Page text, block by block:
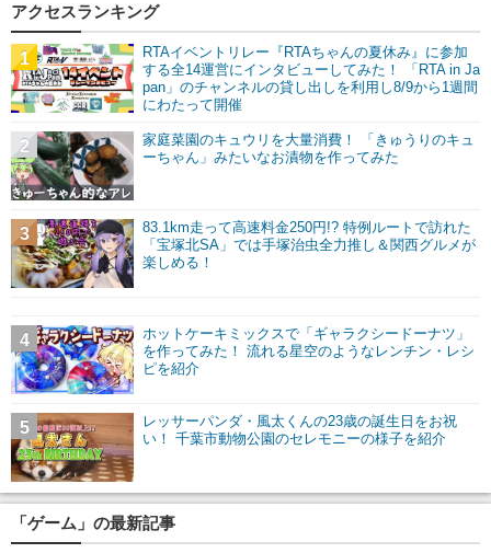
アクセスランキング
RTAイベントリレー『RTAちゃんの夏休み』に参加
する全14運営にインタビューしてみた！ 「RTA in Ja
pan」のチャンネルの貸し出しを利用し8/9から1週間
にわたって開催
1
家庭菜園のキュウリを大量消費！ 「きゅうりのキュ
ーちゃん」みたいなお漬物を作ってみた
2
83.1km走って高速料金250円!? 特例ルートで訪れた
「宝塚北SA」では手塚治虫全力推し＆関西グルメが
楽しめる！
3
ホットケーキミックスで「ギャラクシードーナツ」
を作ってみた！ 流れる星空のようなレンチン・レシ
ピを紹介
4
レッサーパンダ・風太くんの23歳の誕生日をお祝
い！ 千葉市動物公園のセレモニーの様子を紹介
5
「ゲーム」の最新記事